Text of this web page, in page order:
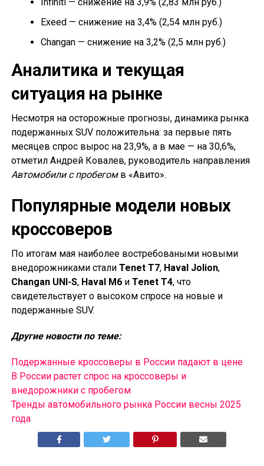
Exeed — снижение на 3,4% (2,54 млн руб.)
Changan — снижение на 3,2% (2,5 млн руб.)
Аналитика и текущая
ситуация на рынке
Несмотря на осторожные прогнозы, динамика рынка
подержанных SUV положительна: за первые пять
месяцев спрос вырос на 23,9%, а в мае — на 30,6%,
отметил Андрей Ковалев, руководитель направления
Автомобили с пробегомв «Авито».
Популярные модели новых
кроссоверов
По итогам мая наиболее востребоваными новыми
внедорожниками стали Tenet T7, Haval Jolion,
Changan UNI-S, Haval M6и Tenet T4, что
свидетельствует о высоком спросе на новые и
подержанные SUV.
Другие новости по теме:
Подержанные кроссоверы в России падают в цене
В России растет спрос на кроссоверы и
внедорожники с пробегом
Тренды автомобильного рынка России весны 2025
года